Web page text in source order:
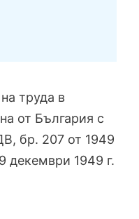
труда в
от България с
бр. 207 от 1949
декември 1949 г.